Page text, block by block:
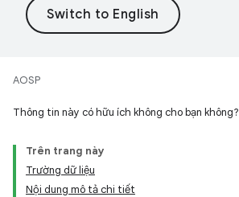
AOSP
Thông tin này có hữu ích không cho bạn không?
Trên trang này
Trường dữ liệu
Nội dung mô tả chi tiết